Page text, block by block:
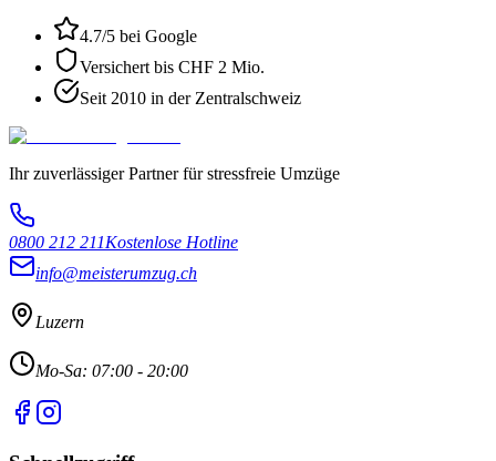
4.7/5 bei Google
Versichert bis CHF 2 Mio.
Seit 2010 in der Zentralschweiz
Ihr zuverlässiger Partner für stressfreie Umzüge
0800 212 211Kostenlose Hotline
info@meisterumzug.ch
Luzern
Mo-Sa: 07:00 - 20:00